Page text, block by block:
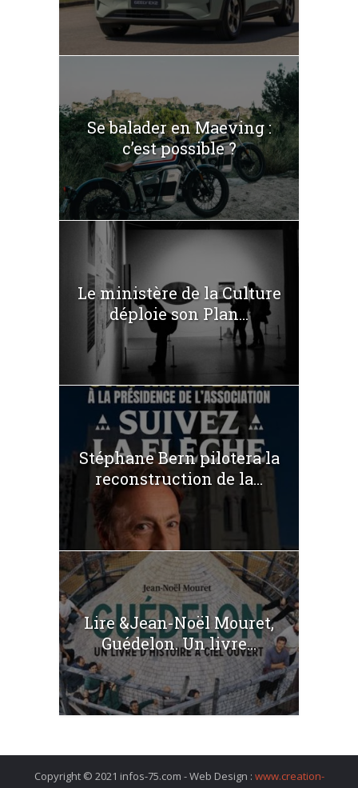
Se balader en Maeving :
c’est possible ?
Le ministère de la Culture
déploie son Plan...
Stéphane Bern pilotera la
reconstruction de la...
Lire &Jean-Noël Mouret,
Guédelon. Un livre...
Copyright © 2021 infos-75.com - Web Design : www.creation-